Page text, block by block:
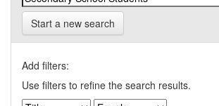
Start a new search
Add filters:
Use filters to refine the search results.